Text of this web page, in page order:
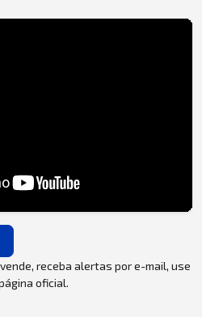
receba alertas por e-mail, use
oficial.